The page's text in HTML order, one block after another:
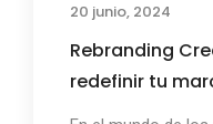
20 junio, 2024
Rebranding
redefinir tu